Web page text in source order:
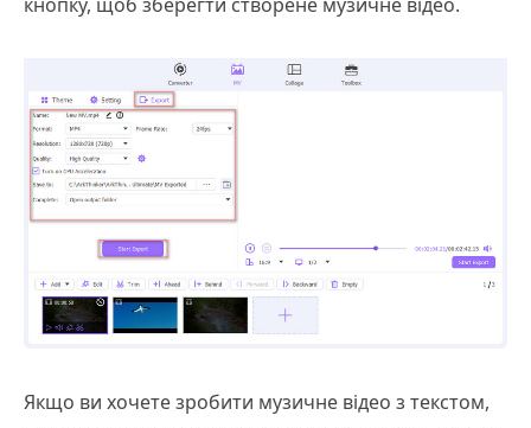
Якщо ви хочете зробити музичне відео з текстом,